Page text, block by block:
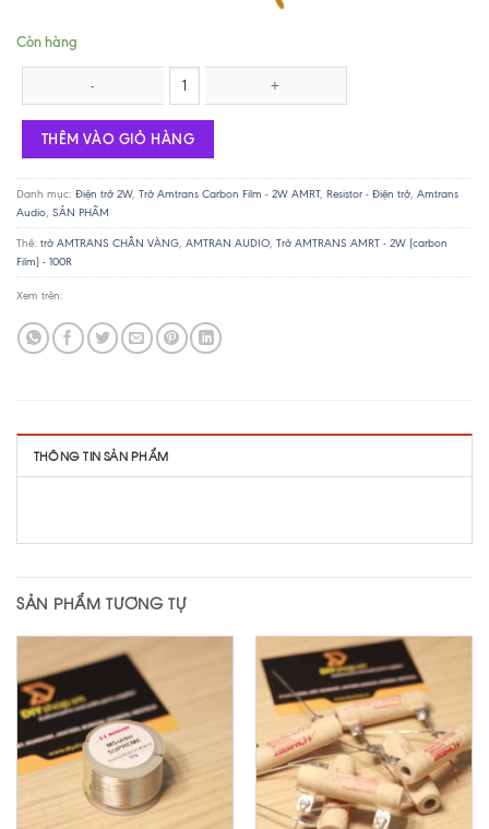
Còn hàng
Trở AMTRANS AMRT - 2W (carbon Film) - 100R số lượng
THÊM VÀO GIỎ HÀNG
Danh mục: Điện trở 2W, Trở Amtrans Carbon Film - 2W AMRT, Resistor - Điện trở, Amtrans
Audio, SẢN PHẨM
Thẻ: trở AMTRANS CHÂN VÀNG, AMTRAN AUDIO, Trở AMTRANS AMRT - 2W (carbon
Film) - 100R
Xem trên:
THÔNG TIN SẢN PHẨM
SẢN PHẨM TƯƠNG TỰ